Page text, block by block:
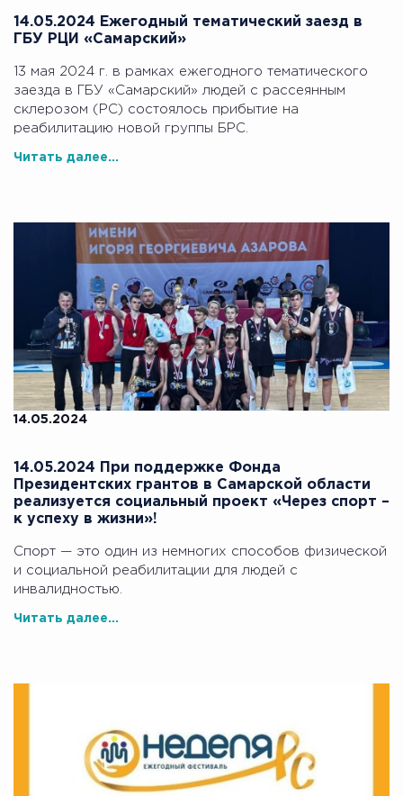
14.05.2024 Ежегодный тематический заезд в
ГБУ РЦИ «Самарский»
13 мая 2024 г. в рамках ежегодного тематического
заезда в ГБУ «Самарский» людей с рассеянным
склерозом (РС) состоялось прибытие на
реабилитацию новой группы БРС.
Читать далее...
14.05.2024
14.05.2024 При поддержке Фонда
Президентских грантов в Самарской области
реализуется социальный проект «Через спорт –
к успеху в жизни»!
Спорт — это один из немногих способов физической
и социальной реабилитации для людей с
инвалидностью.
Читать далее...